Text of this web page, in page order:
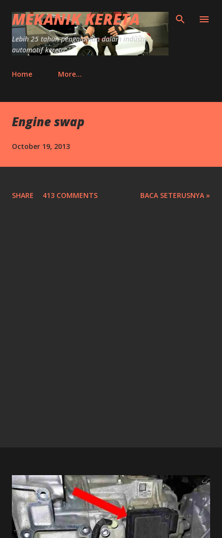
Skip to main content
MEKANIK KERETA
Lebih 25 tahun pengalaman dalam industri
automotif kereta.
Home More…
Engine swap
October 19, 2013
SHARE 413 COMMENTS BACA SETERUSNYA »